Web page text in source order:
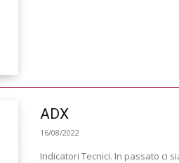
ADX
16/08/2022
Indicatori Tecnici. In passato ci